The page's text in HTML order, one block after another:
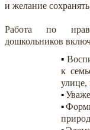
и желание
Работа по
дошкольников
к
улице,